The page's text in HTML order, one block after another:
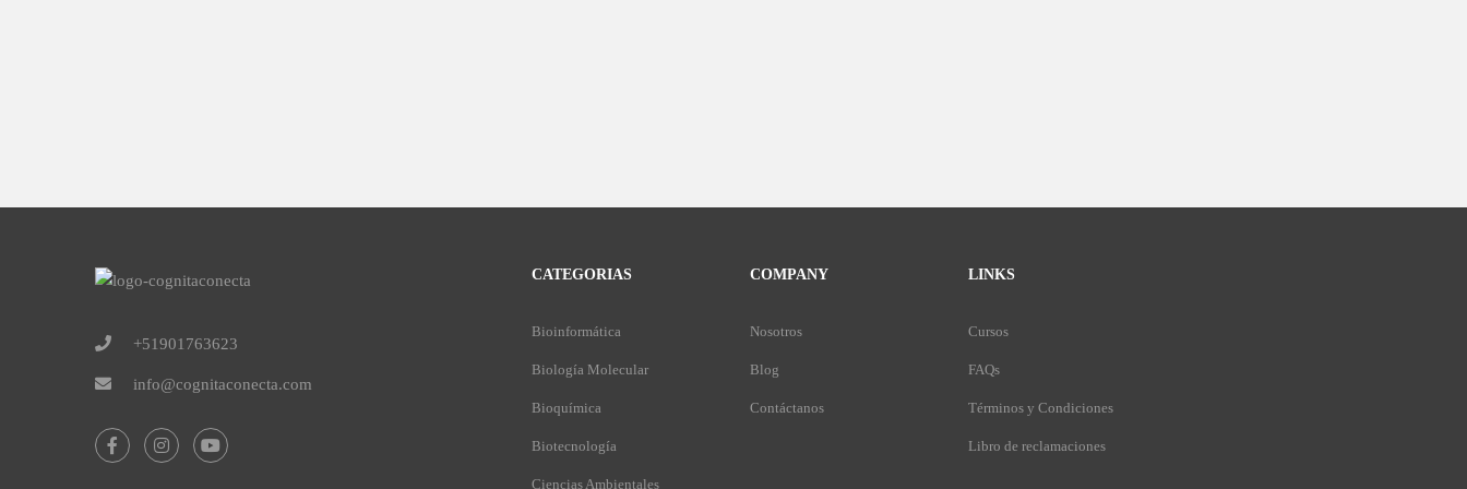
+51901763623
info@cognitaconecta.com
CATEGORIAS
Bioinformática
Biología Molecular
Bioquímica
Biotecnología
Ciencias Ambientales
COMPANY
Nosotros
Blog
Contáctanos
LINKS
Cursos
FAQs
Términos y Condiciones
Libro de reclamaciones